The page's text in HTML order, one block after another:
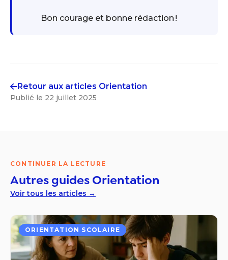
Bon courage et bonne rédaction !
Retour aux articles Orientation
Publié le 22 juillet 2025
CONTINUER LA LECTURE
Autres guidesOrientation
Voir tous les articles →
ORIENTATION SCOLAIRE